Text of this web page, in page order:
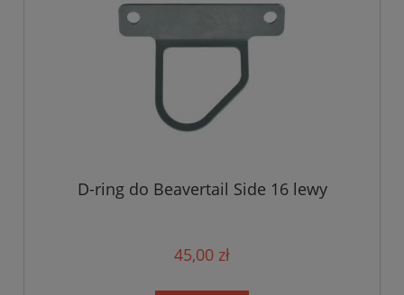
D-ring do Beavertail Side 16 lewy
45,00 zł